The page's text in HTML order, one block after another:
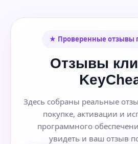
★ Проверенные отзывы
Отзывы
Здесь собраны реальные
покупке, активации и
программного
увидеть и ваш отзыв